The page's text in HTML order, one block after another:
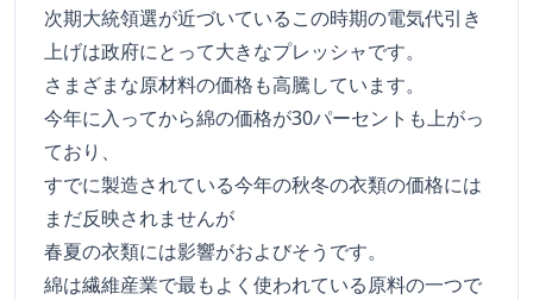
次期大統領選が近づいているこの時期の電気代引き
上げは政府にとって大きなプレッシャです。
さまざまな原材料の価格も高騰しています。
今年に入ってから綿の価格が30パーセントも上がっ
ており、
すでに製造されている今年の秋冬の衣類の価格には
まだ反映されませんが
春夏の衣類には影響がおよびそうです。
綿は繊維産業で最もよく使われている原料の一つで